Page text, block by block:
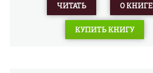
ЧИТАТЬ О КНИГЕ
КУПИТЬ КНИГУ